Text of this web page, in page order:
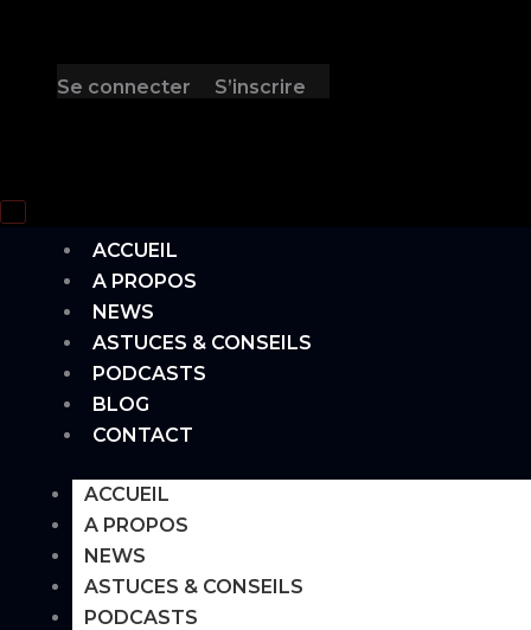
Se connecter S’inscrire
Hamburger Toggle Menu
ACCUEIL
A PROPOS
NEWS
ASTUCES & CONSEILS
PODCASTS
BLOG
CONTACT
ACCUEIL
A PROPOS
NEWS
ASTUCES & CONSEILS
PODCASTS